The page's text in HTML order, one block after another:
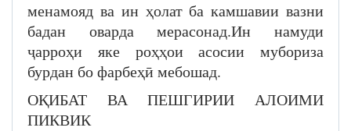
менамояд ва ин ҳолат ба камшавии вазни
бадан оварда мерасонад.Ин намуди
ҷарроҳи яке роҳҳои асосии мубориза
бурдан бо фарбеҳӣ мебошад.
ОҚИБАТ ВА ПЕШГИРИИ АЛОИМИ
ПИКВИК